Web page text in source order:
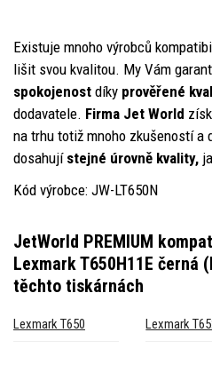
Existuje mnoho výrobců
lišit svou kvalitou. My Vám
spokojenost díky prověřené
dodavatele. Firma Jet World
na trhu totiž mnoho zkušeností a
dosahují stejné úrovně kvality,
Kód výrobce: JW-LT650N
JetWorld PREMIUM
Lexmark T650H11E černá
těchto tiskárnách
Lexmark T650 Lexmark